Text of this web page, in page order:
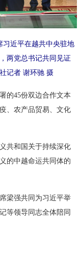
近平在越共中央驻地
两党总书记共同见证
记者 谢环驰 摄
45份双边合作文本
、农产品贸易、文化
共和国关于持续深化
的中越命运共同体的
梁强共同为习近平举
等领导同志全体陪同